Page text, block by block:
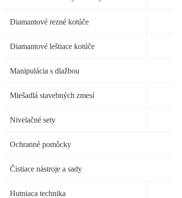
Diamantové rezné kotúče
Diamantové leštiace kotúče
Manipulácia s dlažbou
Miešadlá stavebných zmesí
Nivelačné sety
Ochranné pomôcky
Čistiace nástroje a sady
Hutniaca technika